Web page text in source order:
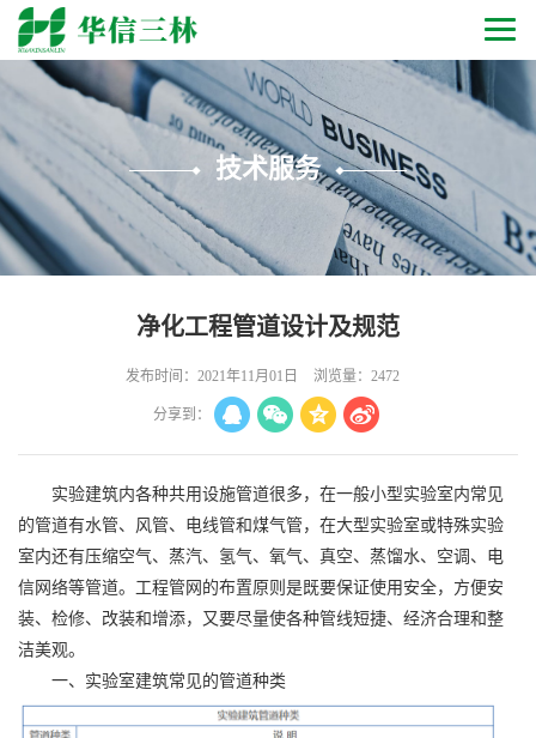
技术服务
净化工程管道设计及规范
发布时间：2021年11月01日 浏览量：2472
分享到：
实验建筑内各种共用设施管道很多，在一般小型实验室内常见
的管道有水管、风管、电线管和煤气管，在大型实验室或特殊实验
室内还有压缩空气、蒸汽、氢气、氧气、真空、蒸馏水、空调、电
信网络等管道。工程管网的布置原则是既要保证使用安全，方便安
装、检修、改装和增添，又要尽量使各种管线短捷、经济合理和整
洁美观。
一、实验室建筑常见的管道种类